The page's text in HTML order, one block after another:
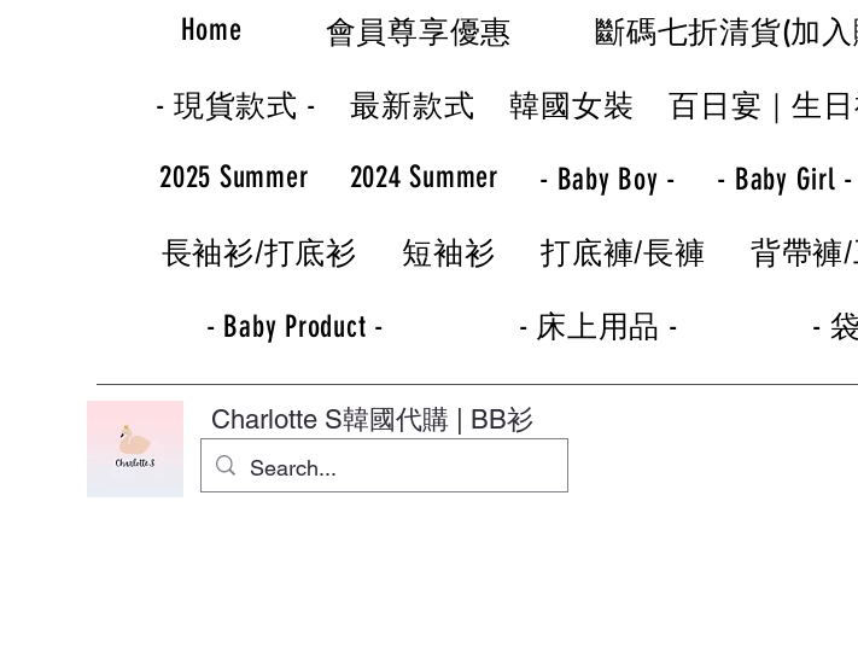
Home 會員尊享優惠 斷碼七折清貨(加
- 現貨款式 - 最新款式 韓國女裝 百日宴｜生日
2025 Summer 2024 Summer - Baby Boy - - Baby Girl -
長袖衫/打底衫 短袖衫 打底褲/長褲 背帶褲
- Baby Product - - 床上用品 - -
Charlotte S韓國代購 | BB衫